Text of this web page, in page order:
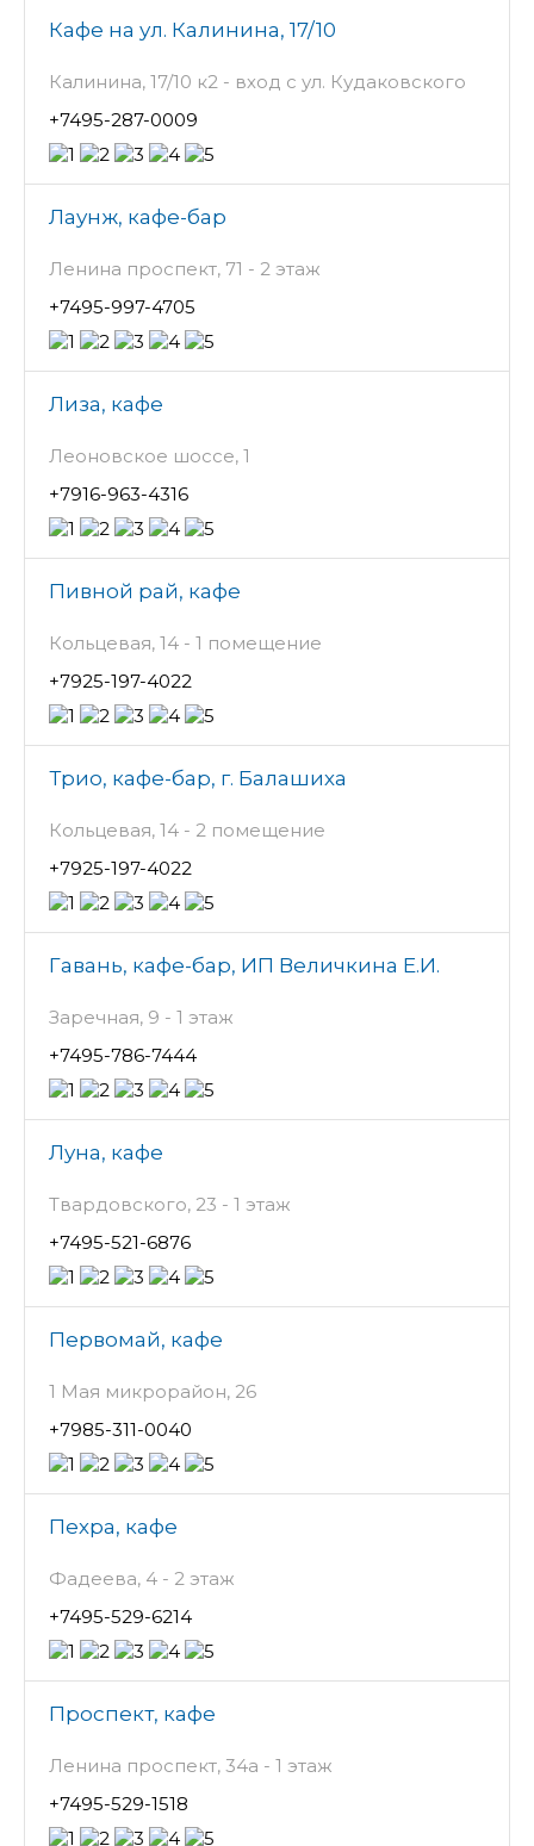
Кафе на ул. Калинина, 17/10
Калинина, 17/10 к2 - вход с ул. Кудаковского
+7495-287-0009
Лаунж, кафе-бар
Ленина проспект, 71 - 2 этаж
+7495-997-4705
Лиза, кафе
Леоновское шоссе, 1
+7916-963-4316
Пивной рай, кафе
Кольцевая, 14 - 1 помещение
+7925-197-4022
Трио, кафе-бар, г. Балашиха
Кольцевая, 14 - 2 помещение
+7925-197-4022
Гавань, кафе-бар, ИП Величкина Е.И.
Заречная, 9 - 1 этаж
+7495-786-7444
Луна, кафе
Твардовского, 23 - 1 этаж
+7495-521-6876
Первомай, кафе
1 Мая микрорайон, 26
+7985-311-0040
Пехра, кафе
Фадеева, 4 - 2 этаж
+7495-529-6214
Проспект, кафе
Ленина проспект, 34а - 1 этаж
+7495-529-1518